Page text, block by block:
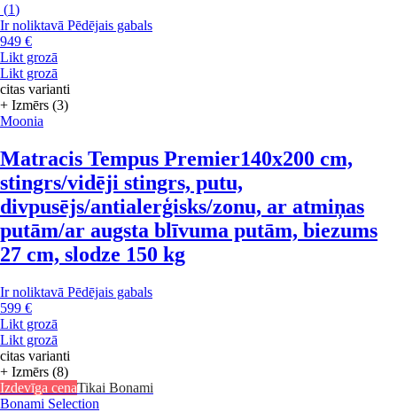
(1)
Ir noliktavā Pēdējais gabals
949 €
Likt grozā
Likt grozā
citas varianti
+ Izmērs (3)
Moonia
Matracis Tempus Premier140x200 cm,
stingrs/vidēji stingrs, putu,
divpusējs/antialerģisks/zonu, ar atmiņas
putām/ar augsta blīvuma putām, biezums
27 cm, slodze 150 kg
Ir noliktavā Pēdējais gabals
599 €
Likt grozā
Likt grozā
citas varianti
+ Izmērs (8)
Izdevīga cenaTikai Bonami
Bonami Selection